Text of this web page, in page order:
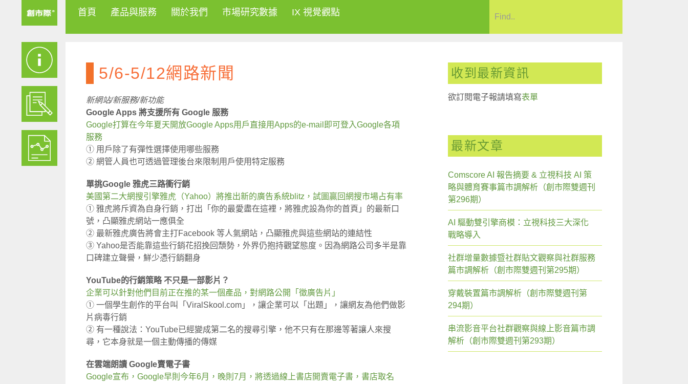
首頁 產品與服務 關於我們 市場研究數據 IX 視覺觀點
5/6-5/12網路新聞
新網站/新服務/新功能
Google Apps 將支援所有 Google 服務
Google打算在今年夏天開放Google Apps用戶直接用Apps的e-mail即可登入Google各項
服務
① 用戶除了有彈性選擇使用哪些服務
② 網管人員也可透過管理後台來限制用戶使用特定服務
單挑Google 雅虎三路衝行銷
美國第二大網搜引擎雅虎（Yahoo）將推出新的廣告系統blitz，試圖贏回網搜市場占有率
① 雅虎將斥資為自身行銷，打出「你的最愛盡在這裡，將雅虎設為你的首頁」的最新口
號，凸顯雅虎網站一應俱全
② 最新雅虎廣告將會主打Facebook 等人氣網站，凸顯雅虎與這些網站的連結性
③ Yahoo是否能靠這些行銷花招挽回頹勢，外界仍抱持觀望態度。因為網路公司多半是靠
口碑建立聲譽，鮮少憑行銷翻身
YouTube的行銷策略 不只是一部影片？
企業可以針對他們目前正在推的某一個產品，對網路公開「徵廣告片」
① 一個學生創作的平台叫「ViralSkool.com」，讓企業可以「出題」，讓網友為他們做影
片病毒行銷
② 有一種說法：YouTube已經變成第二名的搜尋引擎，他不只有在那邊等著讓人來搜
尋，它本身就是一個主動傳播的傳媒
在雲端朗讀 Google賣電子書
Google宣布，Google早則今年6月，晚則7月，將透過線上書店開賣電子書，書店取名
收到最新資訊
欲訂閱電子報請填寫表單
最新文章
Comscore AI 報告摘要 & 立視科技 AI 策
略與體育賽事篇市調解析（創市際雙週刊
第296期）
AI 驅動雙引擎商模：立視科技三大深化
戰略導入
社群增量數據暨社群貼文觀察與社群服務
篇市調解析（創市際雙週刊第295期）
穿戴裝置篇市調解析（創市際雙週刊第
294期）
串流影音平台社群觀察與線上影音篇市調
解析（創市際雙週刊第293期）